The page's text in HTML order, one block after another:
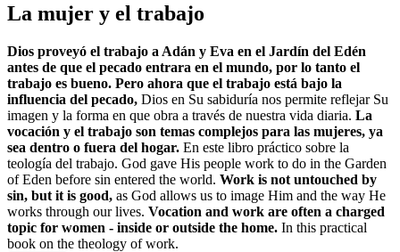
La mujer y el trabajo
Dios proveyó el trabajo a Adán y Eva en el Jardín del Edén
antes de que el pecado entrara en el mundo, por lo tanto el
trabajo es bueno. Pero ahora que el trabajo está bajo la
influencia del pecado, Dios en Su sabiduría nos permite reflejar Su
imagen y la forma en que obra a través de nuestra vida diaria. La
vocación y el trabajo son temas complejos para las mujeres, ya
sea dentro o fuera del hogar. En este libro práctico sobre la
teología del trabajo. God gave His people work to do in the Garden
of Eden before sin entered the world. Work is not untouched by
sin, but it is good, as God allows us to image Him and the way He
works through our lives. Vocation and work are often a charged
topic for women - inside or outside the home. In this practical
book on the theology of work.